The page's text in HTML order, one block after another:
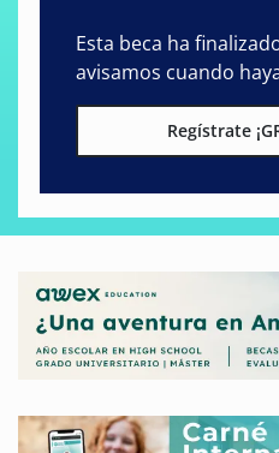
Esta beca ha
avisamos cuando
Regístrate